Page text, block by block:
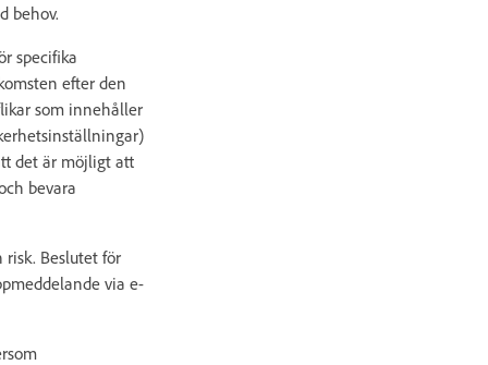
behov.
specifika
efter den
som innehåller
det är möjligt att
bevara
Beslutet för
via e-